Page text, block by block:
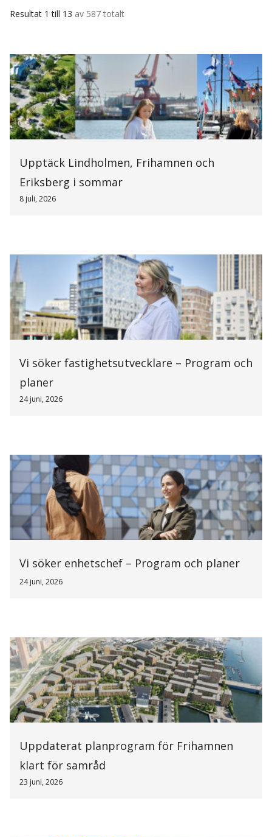
Resultat 1 till 13 av 587 totalt
Upptäck Lindholmen, Frihamnen och
Eriksberg i sommar
8 juli, 2026
Vi söker fastighetsutvecklare – Program och
planer
24 juni, 2026
Vi söker enhetschef – Program och planer
24 juni, 2026
Uppdaterat planprogram för Frihamnen
klart för samråd
23 juni, 2026